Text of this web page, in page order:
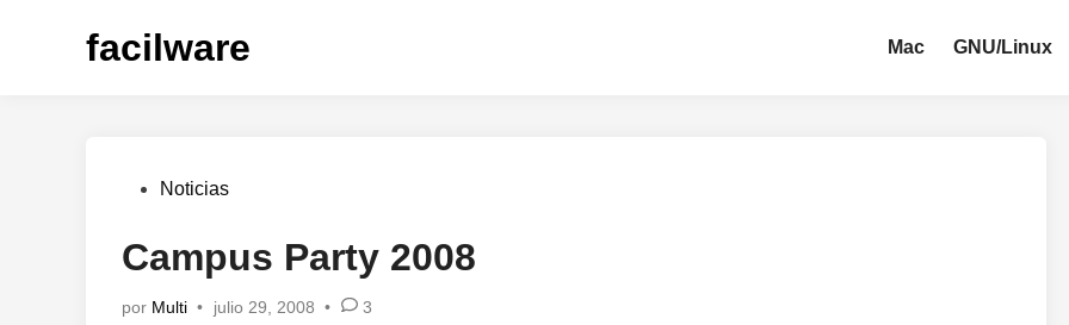
facilware Mac GNU/Linux
Publicado
Noticias
Campus Party 2008
por Multi • julio 29, 2008 • 3